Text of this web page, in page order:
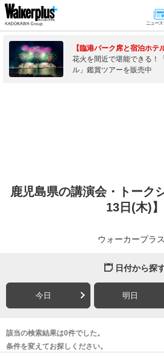
ニュース
【臨港パーク席と宿泊ホテ
花火を間近で堪能できる！
ル」鑑賞ツアーを販売中
鹿児島県の講演会・トーク
13日(木)】
ウォーカープラ
日付から探
今日 明日
該当の検索結果は0件でした。
条件を変えてお探しください。